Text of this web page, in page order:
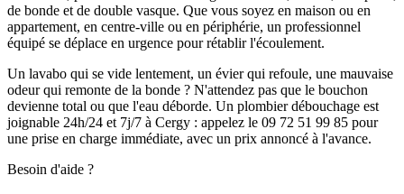
de bonde et de double vasque. Que vous soyez en maison ou en
appartement, en centre-ville ou en périphérie, un professionnel
équipé se déplace en urgence pour rétablir l'écoulement.
Un lavabo qui se vide lentement, un évier qui refoule, une mauvaise
odeur qui remonte de la bonde ? N'attendez pas que le bouchon
devienne total ou que l'eau déborde. Un plombier débouchage est
joignable 24h/24 et 7j/7 à Cergy : appelez le 09 72 51 99 85 pour
une prise en charge immédiate, avec un prix annoncé à l'avance.
Besoin d'aide ?